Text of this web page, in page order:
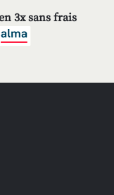
3x sans frais